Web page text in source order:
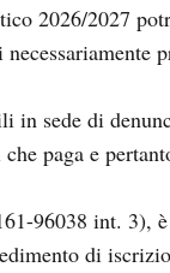
2026/2027
in sede di
paga e
96038 int. 3),
di